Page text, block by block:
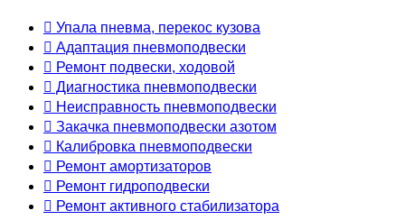
 Упала пневма, перекос кузова
 Адаптация пневмоподвески
 Ремонт подвески, ходовой
 Диагностика пневмоподвески
 Неисправность пневмоподвески
 Закачка пневмоподвески азотом
 Калибровка пневмоподвески
 Ремонт амортизаторов
 Ремонт гидроподвески
 Ремонт активного стабилизатора